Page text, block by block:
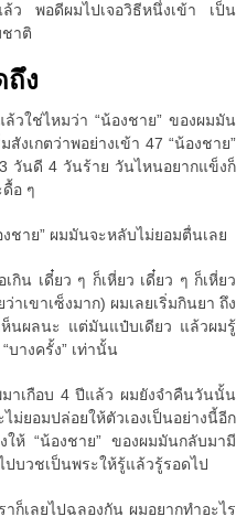
ล้ว พอดีผมไปเจอวิธีหนึ่งเข้า เป็น
ชาติ
ถึง
วใช่ไหมว่า “น้องชาย” ของผมมัน
สังเกตว่าพอย่างเข้า 47 “น้องชาย”
วันดี 4 วันร้าย วันไหนอยากแข็งก็
อ ๆ
ชาย” ผมมันจะหลับไม่ยอมตื่นเลย
กิน เดี๋ยว ๆ ก็เหี่ยว เดี๋ยว ๆ ก็เหี่ยว
าเขาเซ็งมาก) ผมเลยเริ่มกินยา ถึง
ห็นผลนะ แต่มันแป๋บเดียว แล้วผมรู้
บางครั้ง” เท่านั้น
มาเกือบ 4 ปีแล้ว ผมยังจำคืนวันนั้น
ยอมปล่อยให้ตัวเองเป็นอย่างนี้อีก
ให้ “น้องชาย” ของผมมันกลับมามี
บวชเป็นพระให้รู้แล้วรู้รอดไป
ก็เลยไปฉลองกัน ผมอยากทำอะไร